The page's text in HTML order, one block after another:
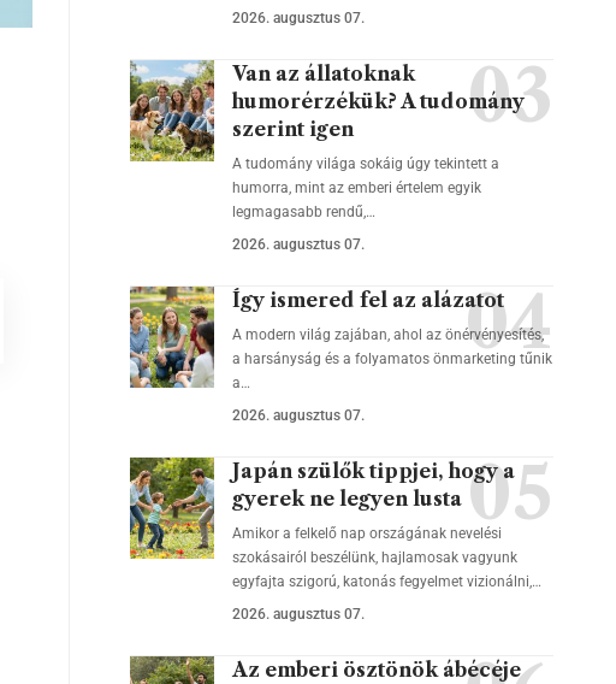
2026. augusztus 07.
Van az állatoknak
humorérzékük? A tudomány
szerint igen
A tudomány világa sokáig úgy tekintett a
humorra, mint az emberi értelem egyik
legmagasabb rendű,…
2026. augusztus 07.
Így ismered fel az alázatot
A modern világ zajában, ahol az önérvényesítés,
a harsányság és a folyamatos önmarketing tűnik
a…
2026. augusztus 07.
Japán szülők tippjei, hogy a
gyerek ne legyen lusta
Amikor a felkelő nap országának nevelési
szokásairól beszélünk, hajlamosak vagyunk
egyfajta szigorú, katonás fegyelmet vizionálni,…
2026. augusztus 07.
Az emberi ösztönök ábécéje